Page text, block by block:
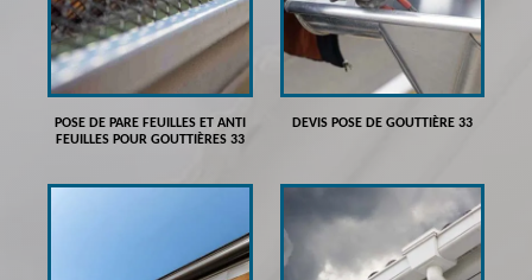
POSE DE PARE FEUILLES ET ANTI
FEUILLES POUR GOUTTIÈRES 33
DEVIS POSE DE GOUTTIÈRE 33